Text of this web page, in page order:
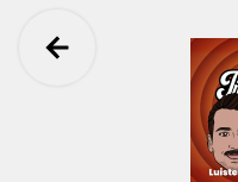
Ga terug